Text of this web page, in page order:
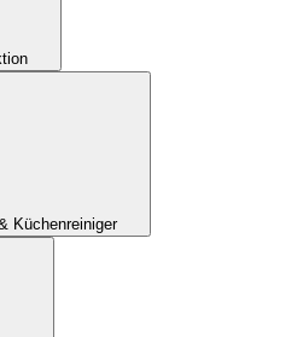
Küchenreiniger